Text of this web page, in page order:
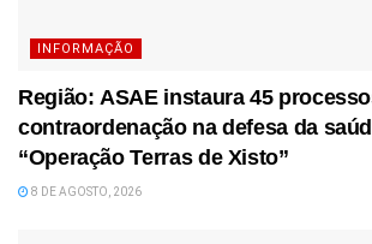
INFORMAÇÃO
Região: ASAE instaura 45
contraordenação na defesa da
“Operação Terras de Xisto”
8 DE AGOSTO, 2026